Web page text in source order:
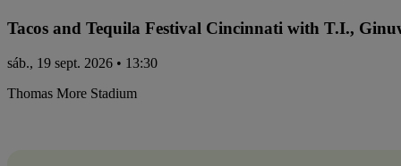
Tacos and Tequila Festival Cincinnati with T.I.,
sáb., 19 sept. 2026 • 13:30
Thomas More Stadium